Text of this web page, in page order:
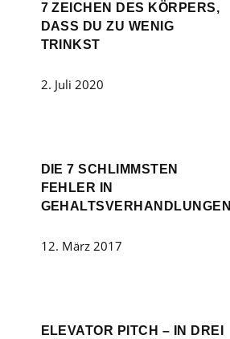
7 ZEICHEN DES KÖRPERS,
DASS DU ZU WENIG
TRINKST
2. Juli 2020
DIE 7 SCHLIMMSTEN
FEHLER IN
GEHALTSVERHANDLUNGEN
12. März 2017
ELEVATOR PITCH – IN DREI